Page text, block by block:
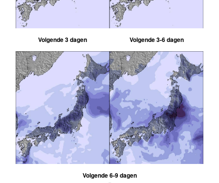
Volgende 3 dagen Volgende 3-6 dagen
Volgende 6-9 dagen